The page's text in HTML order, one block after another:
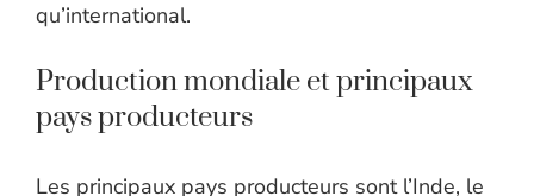
qu’international.
Production mondiale et principaux
pays producteurs
Les principaux pays producteurs sont l’Inde, le